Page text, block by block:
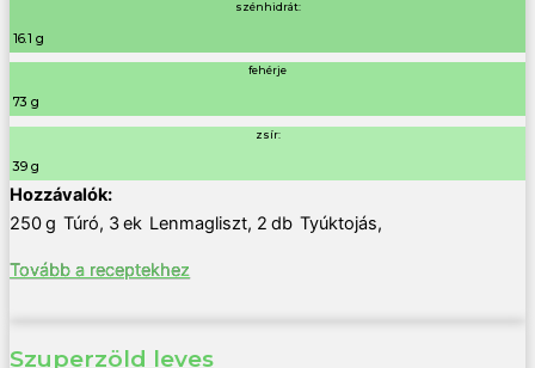
szénhidrát:
16.1 g
fehérje
73 g
zsír:
39 g
250g Túró, 3ek Lenmagliszt, 2 db Tyúktojás,
Tovább a receptekhez
Szuperzöld leves